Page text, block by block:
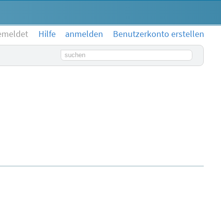
Hilfe anmelden
Benutzerkonto erstellen
Suchbegriff